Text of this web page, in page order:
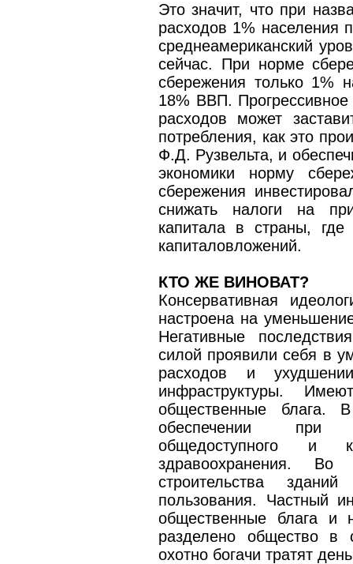
Это значит, что при
расходов 1% населения
среднеамериканский
сейчас. При норме
сбережения только 1%
18% ВВП. Прогрессивное
расходов может
потребления, как это
Ф.Д. Рузвельта, и
экономики норму
сбережения
снижать налоги на
капитала в страны,
капиталовложений.
КТО ЖЕ ВИНОВАТ?
Консервативная
настроена на
Негативные
силой проявили себя в
расходов и
инфраструктуры.
общественные блага.
обеспечении при
общедоступного и
здравоохранения.
строительства
пользования. Частный
общественные блага и
разделено общество в
охотно богачи тратят